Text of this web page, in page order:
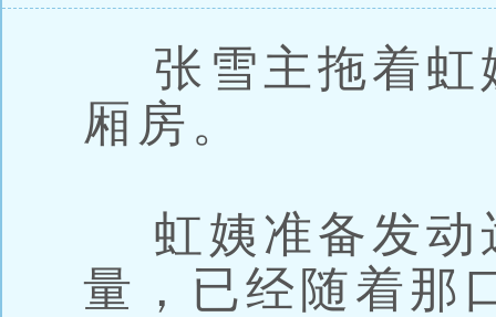
张雪主拖着虹
厢房。
虹姨准备发动
量，已经随着那